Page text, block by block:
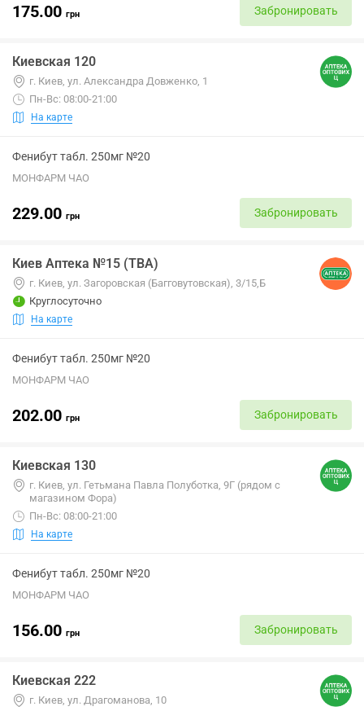
175.00 грн Забронировать
Киевская 120
г. Киев, ул. Александра Довженко, 1
Пн-Вс: 08:00-21:00
На карте
Фенибут табл. 250мг №20
МОНФАРМ ЧАО
229.00 грн Забронировать
Киев Аптека №15 (ТВА)
г. Киев, ул. Загоровская (Багговутовская), 3/15,Б
Круглосуточно
На карте
Фенибут табл. 250мг №20
МОНФАРМ ЧАО
202.00 грн Забронировать
Киевская 130
г. Киев, ул. Гетьмана Павла Полуботка, 9Г (рядом с
магазином Фора)
Пн-Вс: 08:00-21:00
На карте
Фенибут табл. 250мг №20
МОНФАРМ ЧАО
156.00 грн Забронировать
Киевская 222
г. Киев, ул. Драгоманова, 10